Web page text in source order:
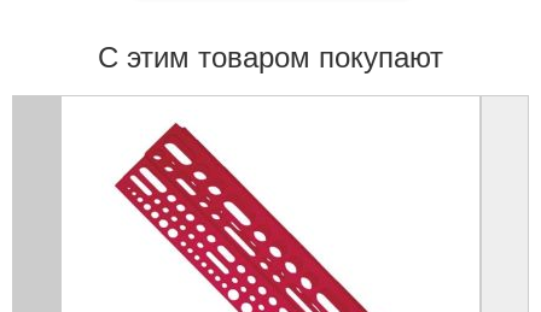
С этим товаром покупают